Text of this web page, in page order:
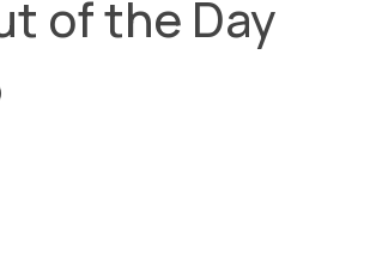
of the Day